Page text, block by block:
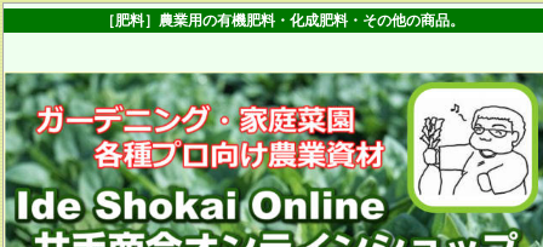
［肥料］農業用の有機肥料・化成肥料・その他の商品。